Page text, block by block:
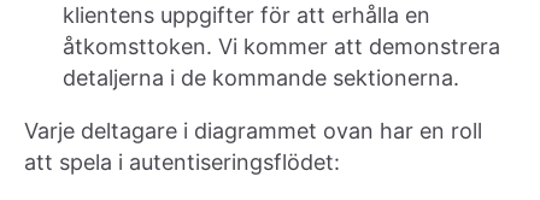
klientens uppgifter för att erhålla en
åtkomsttoken. Vi kommer att demonstrera
detaljerna i de kommande sektionerna.
Varje deltagare i diagrammet ovan har en roll
att spela i autentiseringsflödet: